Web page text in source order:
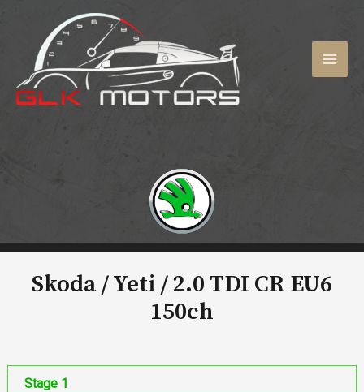
contenu
Skoda / Yeti /2.0 TDI CR EU6
150ch
Stage 1